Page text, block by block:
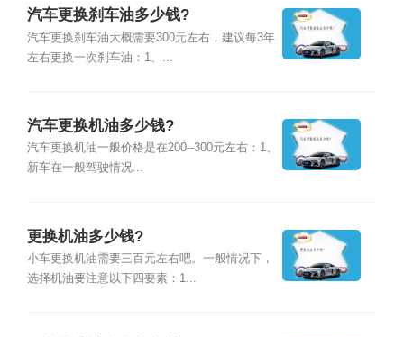
汽车更换刹车油多少钱?
汽车更换刹车油大概需要300元左右，建议每3年
左右更换一次刹车油：1、...
汽车更换机油多少钱?
汽车更换机油一般价格是在200--300元左右：1、
新车在一般驾驶情况...
更换机油多少钱?
小车更换机油需要三百元左右吧。一般情况下，
选择机油要注意以下四要素：1...